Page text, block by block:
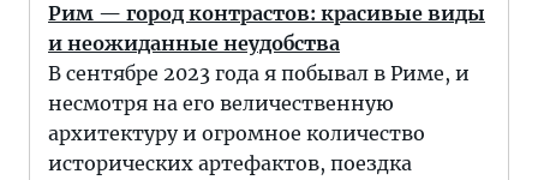
Рим — город контрастов: красивые виды
и неожиданные неудобства
В сентябре 2023 года я побывал в Риме, и
несмотря на его величественную
архитектуру и огромное количество
исторических артефактов, поездка